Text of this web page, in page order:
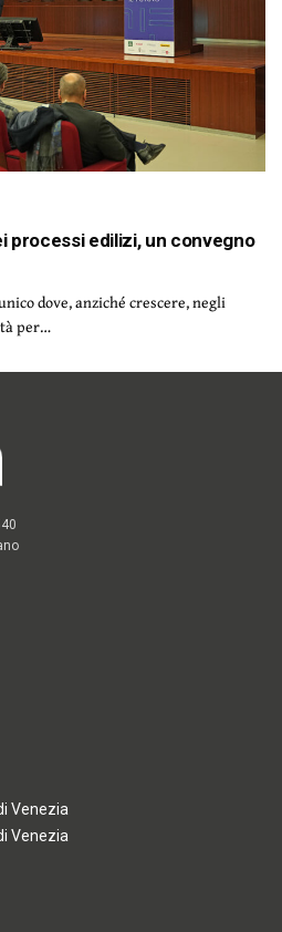
processi edilizi, un convegno
dove, anziché crescere, negli
per…
Venezia
Venezia